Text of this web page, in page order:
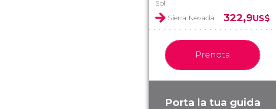
Sol
Sierra Nevada
322,9US$
Prenota
Porta la tua guida